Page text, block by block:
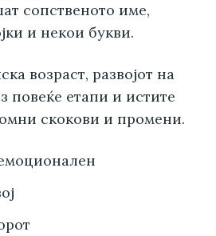
сопственото име,
и некои букви.
возраст, развојот на
повеќе етапи и истите
скокови и промени.